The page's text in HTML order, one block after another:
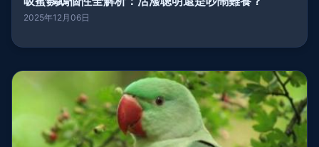
2025年12月06日